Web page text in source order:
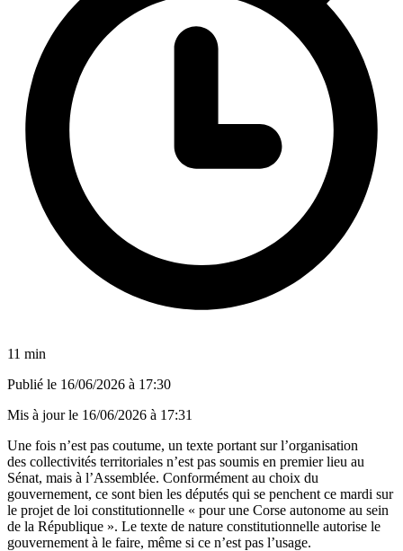
11 min
Publié le 16/06/2026 à 17:30
Mis à jour le 16/06/2026 à 17:31
Une fois n’est pas coutume, un texte portant sur l’organisation
des collectivités territoriales n’est pas soumis en premier lieu au
Sénat, mais à l’Assemblée. Conformément au choix du
gouvernement, ce sont bien les députés qui se penchent ce mardi sur
le projet de loi constitutionnelle « pour une Corse autonome au sein
de la République ». Le texte de nature constitutionnelle autorise le
gouvernement à le faire, même si ce n’est pas l’usage.